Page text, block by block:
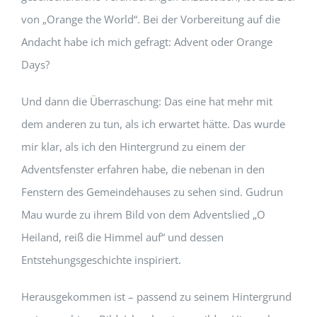
von „Orange the World“. Bei der Vorbereitung auf die
Andacht habe ich mich gefragt: Advent oder Orange
Days?
Und dann die Überraschung: Das eine hat mehr mit
dem anderen zu tun, als ich erwartet hätte. Das wurde
mir klar, als ich den Hintergrund zu einem der
Adventsfenster erfahren habe, die nebenan in den
Fenstern des Gemeindehauses zu sehen sind. Gudrun
Mau wurde zu ihrem Bild von dem Adventslied „O
Heiland, reiß die Himmel auf“ und dessen
Entstehungsgeschichte inspiriert.
Herausgekommen ist – passend zu seinem Hintergrund